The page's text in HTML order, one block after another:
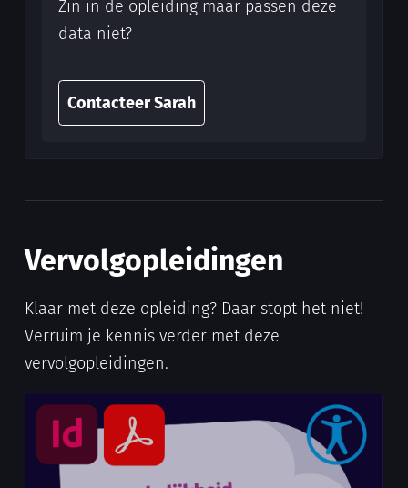
Zin in de opleiding maar passen deze
data niet?
Contacteer Sarah
Vervolgopleidingen
Klaar met deze opleiding? Daar stopt het niet!
Verruim je kennis verder met deze
vervolgopleidingen.